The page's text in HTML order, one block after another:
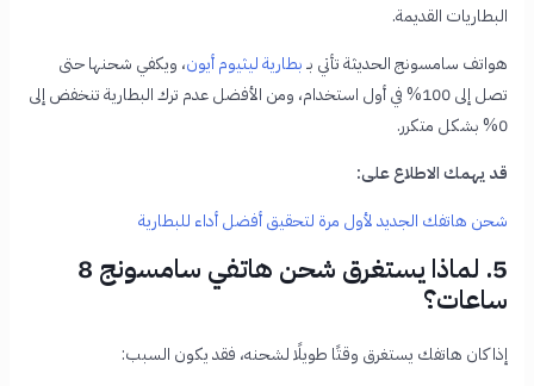
البطاريات القديمة.
هواتف سامسونج الحديثة تأتي بـبطارية ليثيوم أيون، ويكفي شحنها حتى
تصل إلى 100% في أول استخدام، ومن الأفضل عدم ترك البطارية تنخفض إلى
0% بشكل متكرر.
قد يهمك الاطلاع على:
شحن هاتفك الجديد لأول مرة لتحقيق أفضل أداء للبطارية
5. لماذا يستغرق شحن هاتفي سامسونج 8
ساعات؟
إذا كان هاتفك يستغرق وقتًا طويلًا لشحنه، فقد يكون السبب: